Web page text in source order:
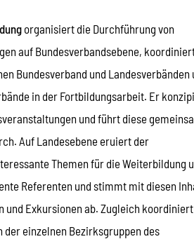
organisiert die Durchführung von
auf Bundesverbandsebene,
Bundesverband und Landesverbänden
in der Fortbildungsarbeit. Er
und führt diese
Auf Landesebene eruiert der
Themen für die Weiterbildung
Referenten und stimmt mit diesen
und Exkursionen ab. Zugleich
einzelnen Bezirksgruppen des